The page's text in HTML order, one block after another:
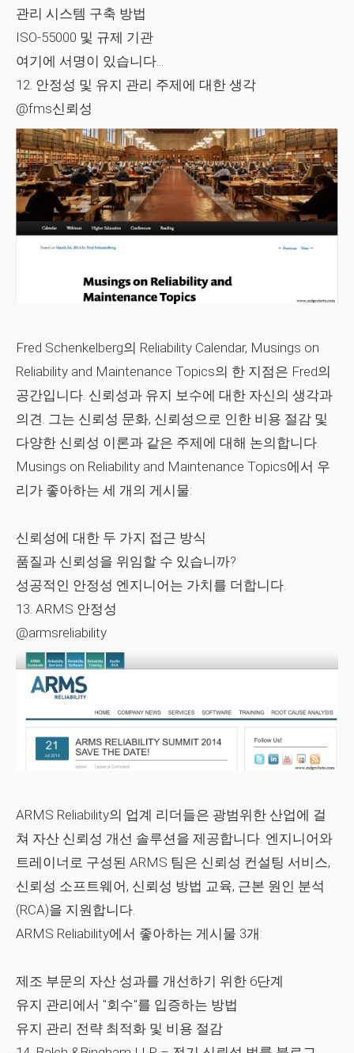
관리 시스템 구축 방법
ISO-55000 및 규제 기관
여기에 서명이 있습니다...
12. 안정성 및 유지 관리 주제에 대한 생각
@fms신뢰성
Fred Schenkelberg의 Reliability Calendar, Musings on
Reliability and Maintenance Topics의 한 지점은 Fred의
공간입니다. 신뢰성과 유지 보수에 대한 자신의 생각과
의견. 그는 신뢰성 문화, 신뢰성으로 인한 비용 절감 및
다양한 신뢰성 이론과 같은 주제에 대해 논의합니다.
Musings on Reliability and Maintenance Topics에서 우
리가 좋아하는 세 개의 게시물:
신뢰성에 대한 두 가지 접근 방식
품질과 신뢰성을 위임할 수 있습니까?
성공적인 안정성 엔지니어는 가치를 더합니다.
13. ARMS 안정성
@armsreliability
ARMS Reliability의 업계 리더들은 광범위한 산업에 걸
쳐 자산 신뢰성 개선 솔루션을 제공합니다. 엔지니어와
트레이너로 구성된 ARMS 팀은 신뢰성 컨설팅 서비스,
신뢰성 소프트웨어, 신뢰성 방법 교육, 근본 원인 분석
(RCA)을 지원합니다.
ARMS Reliability에서 좋아하는 게시물 3개:
제조 부문의 자산 성과를 개선하기 위한 6단계
유지 관리에서 "회수"를 입증하는 방법
유지 관리 전략 최적화 및 비용 절감